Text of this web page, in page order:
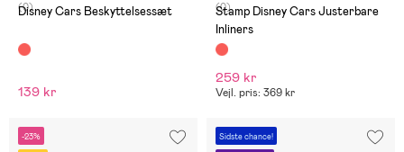
(0)
Disney Cars Beskyttelsessæt
139 kr
(0)
Stamp Disney Cars Justerbare
Inliners
259 kr
Vejl. pris: 369 kr
-23% Sidste chance!